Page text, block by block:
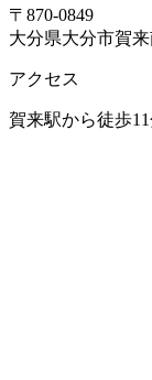
〒870-0849
大分県大分市賀
アクセス
賀来駅から徒歩